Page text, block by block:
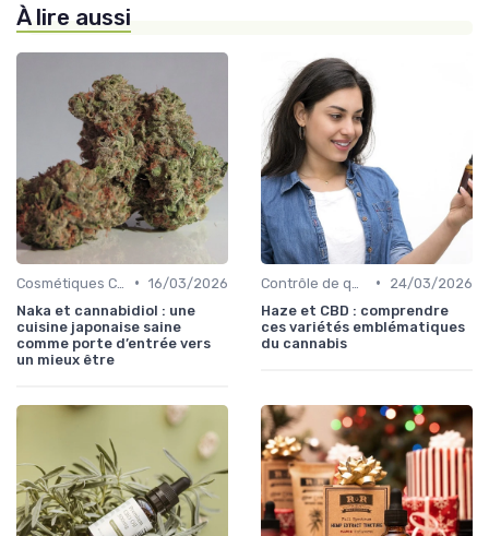
À lire aussi
• 16/03/2026
Naka et cannabidiol : une
cuisine japonaise saine
comme porte d’entrée vers
un mieux être
•
24/03/2026
Haze et CBD : comprendre
ces variétés emblématiques
du cannabis